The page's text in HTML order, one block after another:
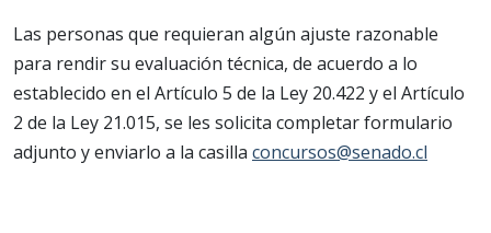
Las personas que requieran algún ajuste razonable
para rendir su evaluación técnica, de acuerdo a lo
establecido en el Artículo 5 de la Ley 20.422 y el Artículo
2 de la Ley 21.015, se les solicita completar formulario
adjunto y enviarlo a la casilla concursos@senado.cl